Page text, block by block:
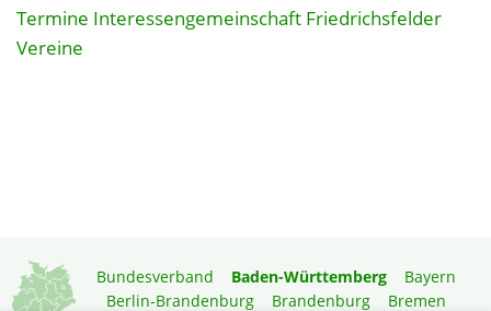
Termine Interessengemeinschaft Friedrichsfelder
Vereine
Bundesverband Baden-Württemberg
Bayern
Berlin-Brandenburg
Brandenburg Bremen